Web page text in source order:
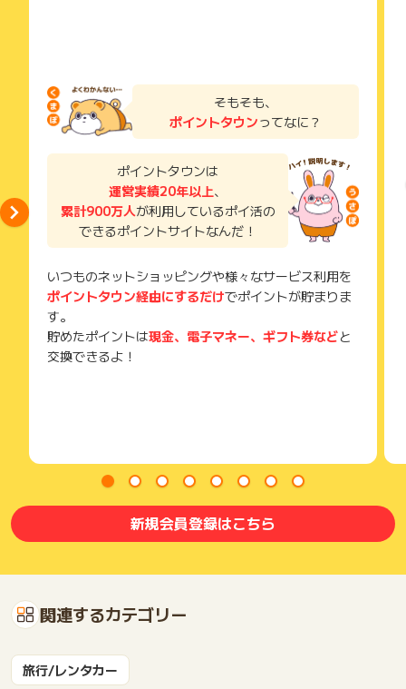
の上ご利用ください。
・獲得予定ポイントに反映されない
・非承認理由
※ポイントに関するお問い合わせは、ポイントタウンのサポート
までお問い合わせください。ポイントについて、広告主に直接
お問い合わせをした場合、ポイント獲得対象外となる場合がご
ざいます。
了などのメールは、ポイント獲得するまで必ず保管してくださ
獲得待ち・獲得失敗の状態でお問い合わせされる際に、該当の
メールを送っていただく場合がございます。
そのため、紛失・破棄された場合は対応いたしかねますので、
ご注意ください。
(※) SafariやChromeなどwebサイトを表示するアプリのこと
一部のサービスにつきましては、1商品につき10円単位の金額
につきましては、ポイントタウンのポイント獲得の対象には含
まれません。
広告主が運営しているサービスの都合もしくは会員様の都合で
商品の交換や一部でもキャンセルされた場合、ポイントが無効
になる可能性もございます。
各サービス・お買い物の獲得ポイントや獲得条件、キャンペー
ン期間が予告なしに変更される場合がございますが、ご利用さ
れた時点の条件が適用されます。
条件を達成しているかどうかは各広告主ではなく、代理店が行
っているため、広告主はポイントに関する詳細を把握しており
そのため、ポイントタウンのポイントに関するお問い合わせを
広告主様に直接行わないようお願いいたします。
掲載中のプログラムの掲載終了日はあくまで予定となってお
り、急遽終了となる場合がございます。
広告に遷移しない場合は掲載が終了となっておりポイントが獲
得できませんので、ご注意くださいませ。
そもそも、
ポイントタウンってなに？
ポイントタウンは
運営実績20年以上、
累計900万人が利用しているポイ活の
できるポイントサイトなんだ！
いつものネットショッピングや様々なサービス利用を
ポイントタウン経由にするだけでポイントが貯まりま
す。
貯めたポイントは現金、電子マネー、ギフト券などと
交換できるよ！
新規会員登録はこちら
関連するカテゴリー
旅行/レンタカー